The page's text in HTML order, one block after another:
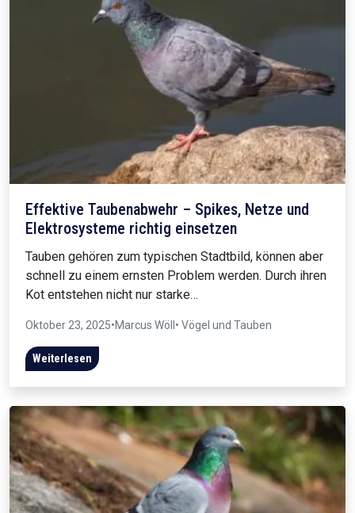
Effektive Taubenabwehr – Spikes, Netze und
Elektrosysteme richtig einsetzen
Tauben gehören zum typischen Stadtbild, können aber
schnell zu einem ernsten Problem werden. Durch ihren
Kot entstehen nicht nur starke…
Oktober 23, 2025•Marcus Wöll• Vögel und Tauben
Weiterlesen